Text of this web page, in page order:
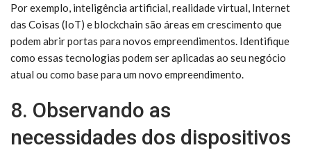
Por exemplo, inteligência artificial, realidade virtual, Internet
das Coisas (IoT) e blockchain são áreas em crescimento que
podem abrir portas para novos empreendimentos. Identifique
como essas tecnologias podem ser aplicadas ao seu negócio
atual ou como base para um novo empreendimento.
8. Observando as
necessidades dos dispositivos